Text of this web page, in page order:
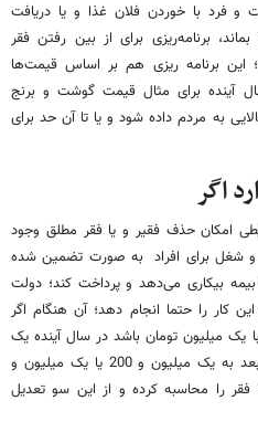
‌فرد با خوردن فلان غذا و یا دریافت
بماند، برنامه‌ریزی برای از بین رفتن فقر
این برنامه ریزی هم بر اساس قیمت‌ها
برای مثال قیمت گوشت و برنج
به مردم داده شود و یا تا آن حد برای
اگر
امکان حذف فقیر و یا فقر مطلق وجود
و شغل برای افراد به صورت تضمین شده
بیکاری می‌دهد و پرداخت کند؛ دولت
کار را حتما انجام دهد؛ آن هنگام اگر
یک میلیون تومان باشد در سال آینده یک
میلیون باقی خواهد ماند اما اگر سال بعد به یک میلیون و 200 یا یک میلیون و
فقر را محاسبه کرده و از این سو تعدیل